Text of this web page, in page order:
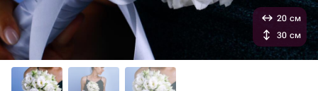
20 см
30 см